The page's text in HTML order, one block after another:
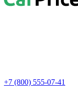
+7 (800) 555-07-41